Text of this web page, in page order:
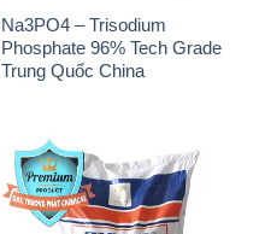
Na3PO4 – Trisodium
Phosphate 96% Tech Grade
Trung Quốc China